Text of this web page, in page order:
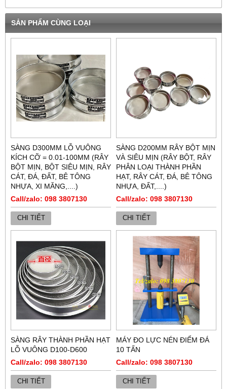
SẢN PHẨM CÙNG LOẠI
SÀNG D300MM LỖ VUÔNG
KÍCH CỠ = 0.01-100MM (RÂY
BỘT MỊN, BỘT SIÊU MỊN, RÂY
CÁT, ĐÁ, ĐẤT, BÊ TÔNG
NHỰA, XI MĂNG,....)
Call/zalo: 098 3807130
CHI TIẾT
SÀNG D200MM RÂY BỘT MỊN
VÀ SIÊU MỊN (RÂY BỘT, RÂY
PHÂN LOẠI THÀNH PHẦN
HẠT, RÂY CÁT, ĐÁ, BÊ TÔNG
NHỰA, ĐẤT,....)
Call/zalo: 098 3807130
CHI TIẾT
SÀNG RÂY THÀNH PHẦN HẠT
LỖ VUÔNG D100-D600
Call/zalo: 098 3807130
CHI TIẾT
MÁY ĐO LỰC NÉN ĐIỂM ĐÁ
10 TẤN
Call/zalo: 098 3807130
CHI TIẾT